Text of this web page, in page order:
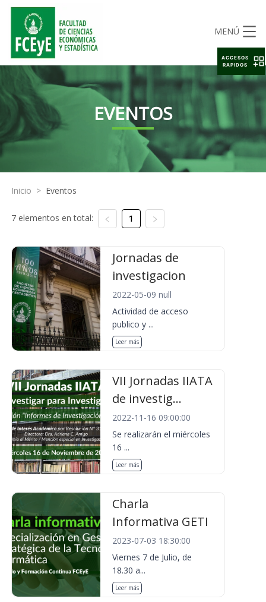
MENÚ
EVENTOS
Inicio > Eventos
7 elementos en total: 1
Jornadas de
investigacion
2022-05-09 null
Actividad de acceso
publico y ...
Leer más
VII Jornadas IIATA
de investig...
2022-11-16 09:00:00
Se realizarán el miércoles
16 ...
Leer más
Charla
Informativa GETI
2023-07-03 18:30:00
Viernes 7 de Julio, de
18.30 a...
Leer más
ACCESOS
RAPIDOS